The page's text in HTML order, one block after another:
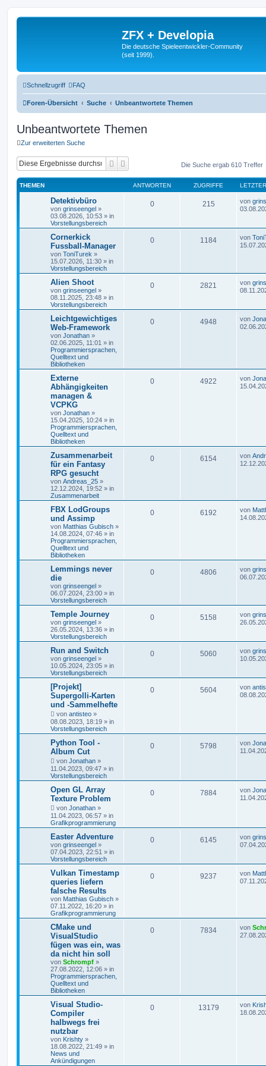
ZFX + Developia
Die deutsche Spieleentwickler-Community
(seit 1999).
Schnellzugriff FAQ
Foren-Übersicht Suche Unbeantwortete Themen
Unbeantwortete Themen
Zur erweiterten Suche
SucheErweiterte SucheDie Suche ergab 610 Treffer
THEMEN ANTWORTEN ZUGRIFFE
Detektivbüro
von grinseengel »
03.08.2026, 10:53 » in
Vorstellungsbereich
0 215 von
Cornerkick
Fussball-Manager
von ToniTurek »
15.07.2026, 11:30 » in
Vorstellungsbereich
0 1184 von
Alien Shoot
von grinseengel »
08.11.2025, 23:48 » in
Vorstellungsbereich
0 2821 von
Leichtgewichtiges
Web-Framework
von Jonathan »
02.06.2025, 11:01 » in
Programmiersprachen,
Quelltext und
Bibliotheken
0 4948 von
Externe
Abhängigkeiten
managen &
VCPKG
von Jonathan »
15.04.2025, 10:24 » in
Programmiersprachen,
Quelltext und
Bibliotheken
0 4922 von
Zusammenarbeit
für ein Fantasy
RPG gesucht
von Andreas_25 »
12.12.2024, 19:52 » in
Zusammenarbeit
0 6154 von
FBX LodGroups
und Assimp
von Matthias Gubisch »
14.08.2024, 07:46 » in
Programmiersprachen,
Quelltext und
Bibliotheken
0 6192 von
Lemmings never
die
von grinseengel »
06.07.2024, 23:00 » in
Vorstellungsbereich
0 4806 von
Temple Journey
von grinseengel »
26.05.2024, 13:36 » in
Vorstellungsbereich
0 5158 von
Run and Switch
von grinseengel »
10.05.2024, 23:05 » in
Vorstellungsbereich
0 5060 von
[Projekt]
Supergolli-Karten
und -Sammelhefte
von antisteo »
08.08.2023, 18:19 » in
Vorstellungsbereich
0 5604 von
Python Tool -
Album Cut
von Jonathan »
11.04.2023, 09:47 » in
Vorstellungsbereich
0 5798 von
Open GL Array
Texture Problem
von Jonathan »
11.04.2023, 06:57 » in
Grafikprogrammierung
0 7884 von
Easter Adventure
von grinseengel »
07.04.2023, 22:51 » in
Vorstellungsbereich
0 6145 von
Vulkan Timestamp
queries liefern
falsche Results
von Matthias Gubisch »
07.11.2022, 16:20 » in
Grafikprogrammierung
0 9237 von
CMake und
VisualStudio
fügen was ein, was
da nicht hin soll
von Schrompf »
27.08.2022, 12:06 » in
Programmiersprachen,
Quelltext und
Bibliotheken
0 7834 von
Visual Studio-
Compiler
halbwegs frei
nutzbar
von Krishty »
18.08.2022, 21:49 » in
News und
Ankündigungen
0 13179 von